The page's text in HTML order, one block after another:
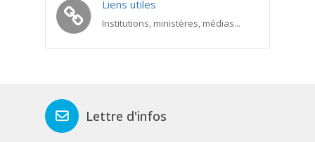
Liens utiles
Institutions, ministères, médias...
Lettre d'infos